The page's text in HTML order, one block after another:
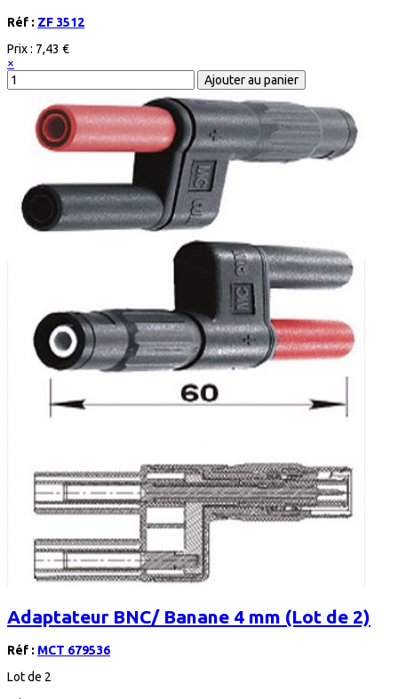
Réf : ZF 3512
Prix : 7,43 €
×
Adaptateur BNC/ Banane 4 mm (Lot de 2)
Réf : MCT 679536
Lot de 2